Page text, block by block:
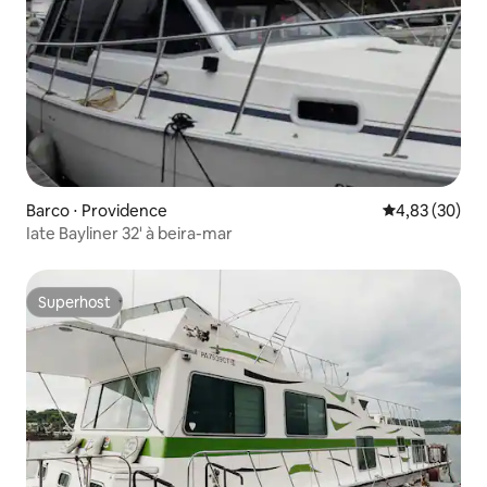
Barco ⋅ Providence 4,83 de uma
4,83 (30)
Iate Bayliner 32' à beira-mar
Superhost
Superhost